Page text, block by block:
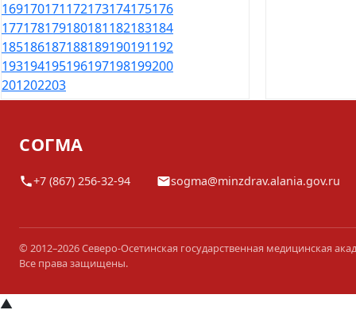
169170171172173174175176
177178179180181182183184
185186187188189190191192
193194195196197198199200
201202203
СОГМА
+7 (867) 256-32-94 sogma@minzdrav.alania.gov.ru
© 2012–2026 Северо-Осетинская государственная медицинская
Все права защищены.
▲